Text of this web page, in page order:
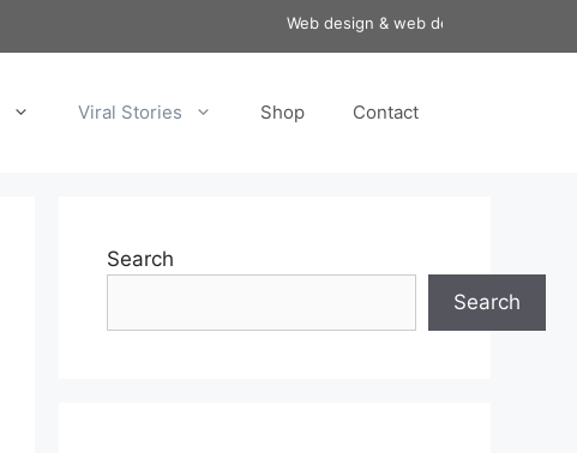
Web design & web development
Viral Stories Shop Contact
Search
Search